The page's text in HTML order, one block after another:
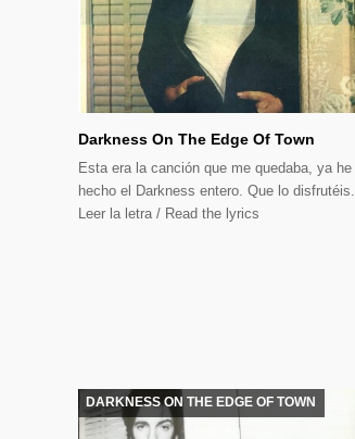
Darkness On The Edge Of Town
Esta era la canción que me quedaba, ya he
hecho el Darkness entero. Que lo disfrutéis.
Leer la letra / Read the lyrics
DARKNESS ON THE EDGE OF TOWN